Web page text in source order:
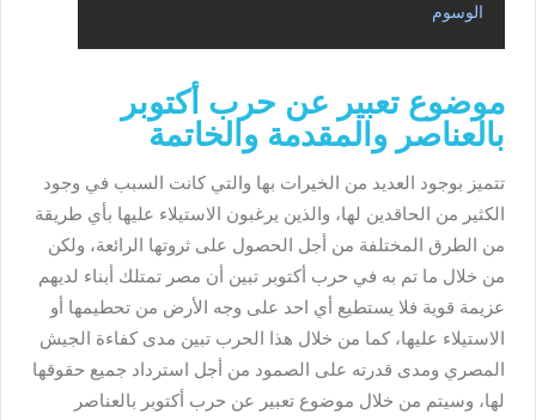
الوسوم
موضوع تعبير عن حرب أكتوبر
بالعناصر والمقدمة والخاتمة
تتميز بوجود العديد من الخيرات بها والتي كانت السبب في وجود
الكثير من الحاقدين لها، والذين يرغبون الاستيلاء عليها بأي طريقة
من الطرق المختلفة من أجل الحصول على ثروتها الرائعة، ولكن
من خلال ما تم به في حرب أكتوبر تبين أن مصر تمتلك أبناء لديهم
عزيمة قوية فلا يستطيع أي احد على وجه الأرض من تحطيمها أو
الاستيلاء عليها، كما من خلال هذا الحرب تبين مدى كفاءة الجيش
المصري ومدى قدرته على الصمود من أجل استرداد جميع حقوقها
لها، وسيتم من خلال موضوع تعبير عن حرب أكتوبر بالعناصر